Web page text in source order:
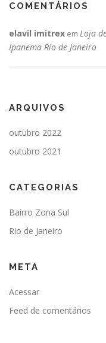
COMENTÁRIOS
elavil imitrex em Loja
Ipanema Rio de Janeiro
ARQUIVOS
outubro 2022
outubro 2021
CATEGORIAS
Bairro Zona Sul
Rio de Janeiro
META
Acessar
Feed de comentários